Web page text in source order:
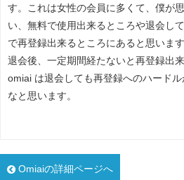
す。これは女性の会員に多くて、僕が
い、無料で使用出来るところや退会し
で再登録出来るところにあると思いま
退会後、一定期間経たないと再登録出
omiai は退会しても再登録へのハード
なと思います。
Omiaiの詳細ページへ